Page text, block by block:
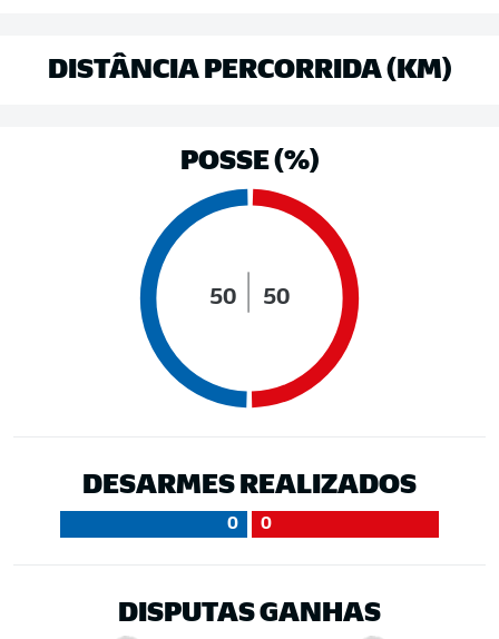
DISTÂNCIA PERCORRIDA (KM)
POSSE (%)
50 50
DESARMES REALIZADOS
0 0
DISPUTAS GANHAS